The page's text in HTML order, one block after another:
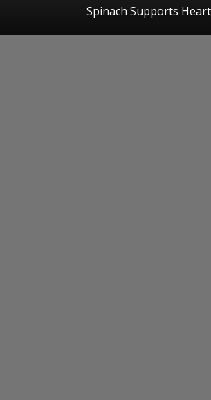
Spinach Supports